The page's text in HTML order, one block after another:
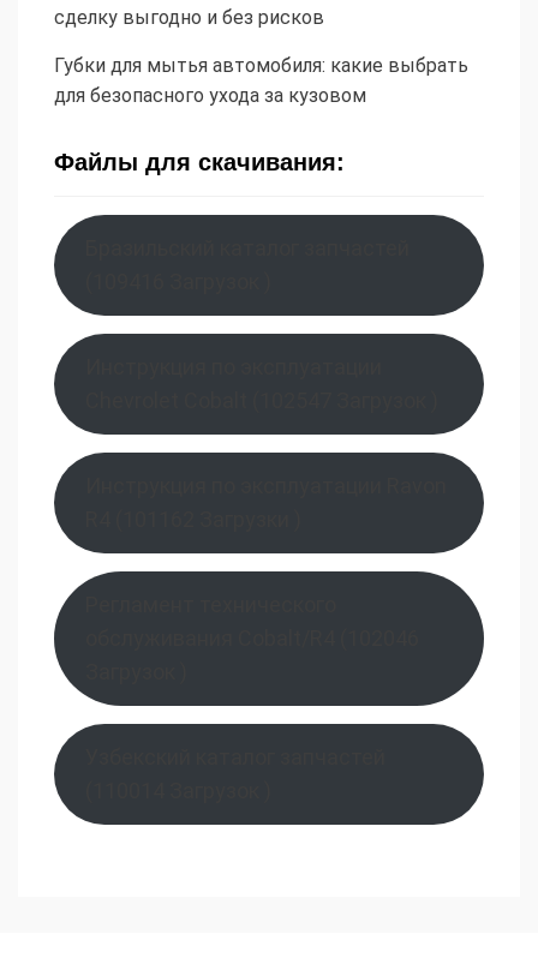
сделку выгодно и без рисков
Губки для мытья автомобиля: какие выбрать
для безопасного ухода за кузовом
Файлы для скачивания: